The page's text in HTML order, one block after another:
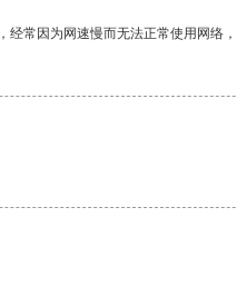
常因为网速慢而无法正常使用网络